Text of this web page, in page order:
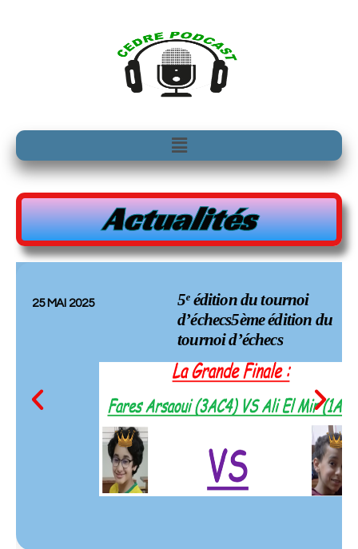
Menu
Actualités
25 MAI 2025
5ᵉ édition du tournoi
d’échecs5ème édition du
tournoi d’échecs